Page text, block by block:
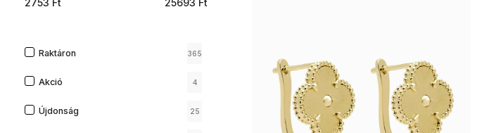
2753 Ft 25693 Ft
Raktáron 365
Akció 4
Újdonság 25